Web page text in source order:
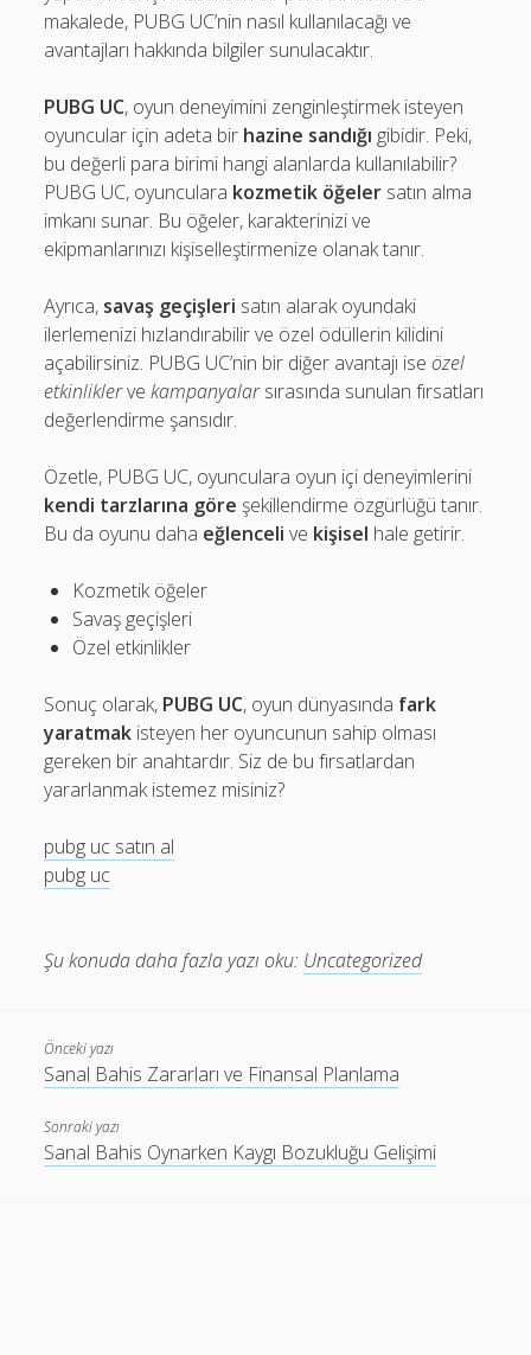
makalede, PUBG UC’nin nasıl kullanılacağı ve
avantajları hakkında bilgiler sunulacaktır.
PUBG UC, oyun deneyimini zenginleştirmek isteyen
oyuncular için adeta bir hazine sandığı gibidir. Peki,
bu değerli para birimi hangi alanlarda kullanılabilir?
PUBG UC, oyunculara kozmetik öğeler satın alma
imkanı sunar. Bu öğeler, karakterinizi ve
ekipmanlarınızı kişiselleştirmenize olanak tanır.
Ayrıca, savaş geçişleri satın alarak oyundaki
ilerlemenizi hızlandırabilir ve özel ödüllerin kilidini
açabilirsiniz. PUBG UC’nin bir diğer avantajı iseözel
etkinliklervekampanyalarsırasında sunulan fırsatları
değerlendirme şansıdır.
Özetle, PUBG UC, oyunculara oyun içi deneyimlerini
kendi tarzlarına göre şekillendirme özgürlüğü tanır.
Bu da oyunu daha eğlenceli ve kişisel hale getirir.
Kozmetik öğeler
Savaş geçişleri
Özel etkinlikler
Sonuç olarak, PUBG UC, oyun dünyasında fark
yaratmak isteyen her oyuncunun sahip olması
gereken bir anahtardır. Siz de bu fırsatlardan
yararlanmak istemez misiniz?
pubg uc satın al
pubg uc
Şu konuda daha fazla yazı oku: Uncategorized
Önceki yazı
Sanal Bahis Zararları ve Finansal Planlama
Sonraki yazı
Sanal Bahis Oynarken Kaygı Bozukluğu Gelişimi